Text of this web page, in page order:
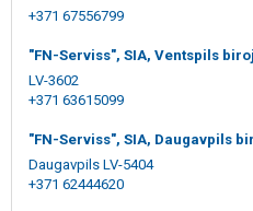
+371 67556799
"FN-Serviss", SIA, Ventspils
LV-3602
+371 63615099
"FN-Serviss", SIA, Daugavpils
Daugavpils LV-5404
+371 62444620